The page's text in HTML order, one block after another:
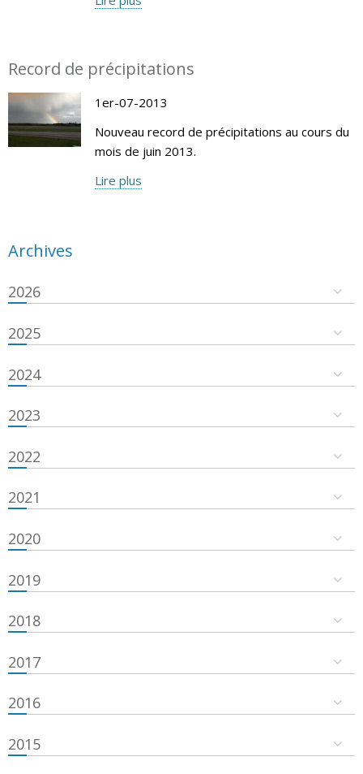
Record de précipitations
1er-07-2013
Nouveau record de précipitations au cours du
mois de juin 2013.
Lire plus
Archives
2026
2025
2024
2023
2022
2021
2020
2019
2018
2017
2016
2015